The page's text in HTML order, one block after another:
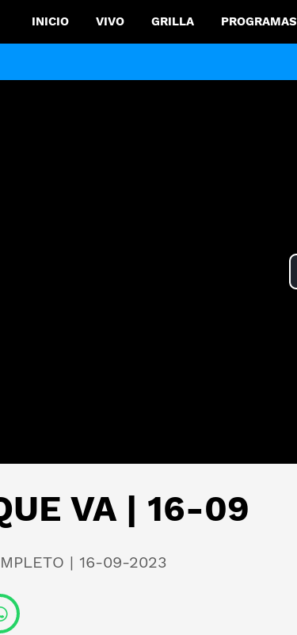
INICIO VIVO GRILLA PROGRAMAS
VA | 16-09
| 16-09-2023